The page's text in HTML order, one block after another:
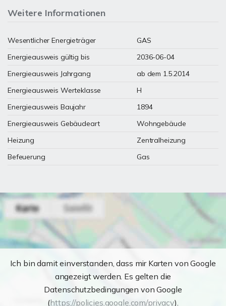
Weitere Informationen
Wesentlicher Energieträger
GAS
Energieausweis gültig bis
2036-06-04
Energieausweis Jahrgang
ab dem 1.5.2014
Energieausweis Werteklasse
H
Energieausweis Baujahr
1894
Energieausweis Gebäudeart
Wohngebäude
Heizung
Zentralheizung
Befeuerung
Gas
Ich bin damit einverstanden, dass mir Karten von Google
angezeigt werden. Es gelten die
Datenschutzbedingungen von Google
(https://policies.google.com/privacy).